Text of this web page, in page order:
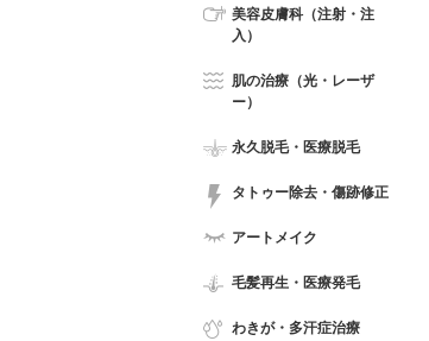
美容皮膚科（注射・注
入）
肌の治療（光・レーザ
ー）
永久脱毛・医療脱毛
タトゥー除去・傷跡修正
アートメイク
毛髪再生・医療発毛
わきが・多汗症治療